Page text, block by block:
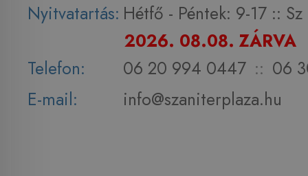
Nyitvatartás: Hétfő - Péntek: 9-17 :: Sz
2026. 08.08. ZÁRVA
Telefon:
06 20 994 0447 :: 06
E-mail:
info@szaniterplaza.hu